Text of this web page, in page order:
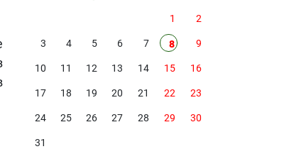
1 2
3 4 5 6 7 8 9
10 11 12 13 14 15 16
17 18 19 20 21 22 23
24 25 26 27 28 29 30
31